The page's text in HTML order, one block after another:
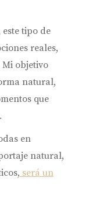
tipo de
reales,
objetivo
natural,
que
en
natural,
será un